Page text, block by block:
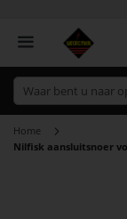
Home
Nilfisk aansluitsnoer